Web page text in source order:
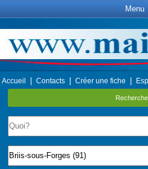
Menu
Accueil Contacts Créer une fiche